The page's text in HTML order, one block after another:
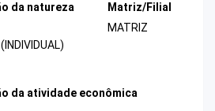
da natureza
Matriz/Filial
MATRIZ
da atividade econômica